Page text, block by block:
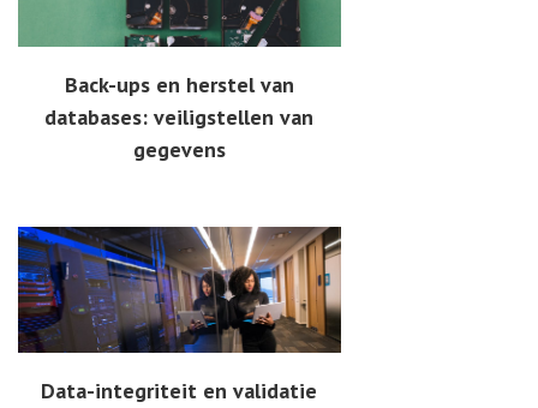
Back-ups en herstel van
databases: veiligstellen van
gegevens
Data-integriteit en validatie